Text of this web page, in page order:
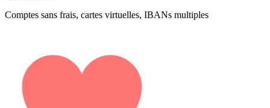
Comptes sans frais, cartes virtuelles, IBANs multiples